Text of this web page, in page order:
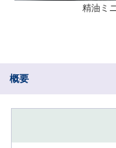
精油ミ
概要